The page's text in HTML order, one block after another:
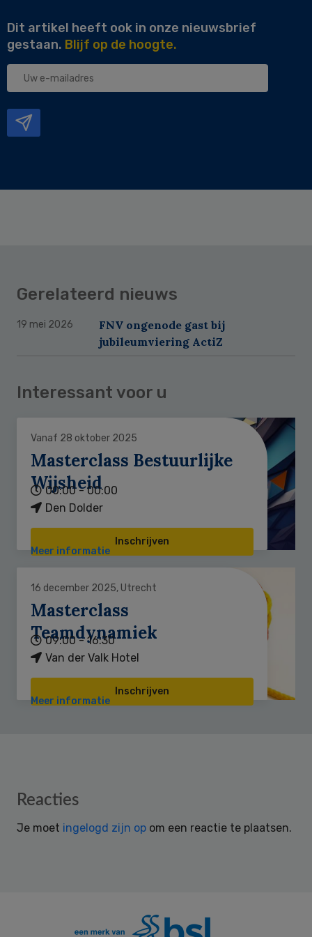
Dit artikel heeft ook in onze nieuwsbrief
gestaan. Blijf op de hoogte.
Uw
Gerelateerd nieuws
19 mei 2026
FNV ongenode gast bij
jubileumviering ActiZ
Interessant voor u
Vanaf 28 oktober 2025
Masterclass Bestuurlijke
Wijsheid
00:00 - 00:00
Den Dolder
Inschrijven
Meer informatie
16 december 2025, Utrecht
Masterclass
Teamdynamiek
09:00 - 16:30
Van der Valk Hotel
Inschrijven
Meer informatie
Reader
Reacties
Je moet ingelogd zijn op om een reactie te plaatsen.